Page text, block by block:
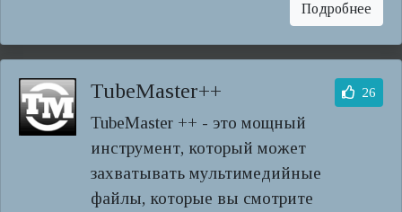
Подробнее
TubeMaster++
TubeMaster ++ - это мощный
инструмент, который может
захватывать мультимедийные
файлы, которые вы смотрите
26